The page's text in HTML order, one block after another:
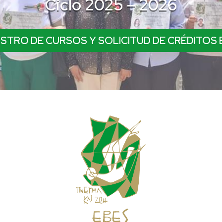
Ciclo 2025 – 2026
DE CURSOS Y SOLICITUD DE CRÉDITOS